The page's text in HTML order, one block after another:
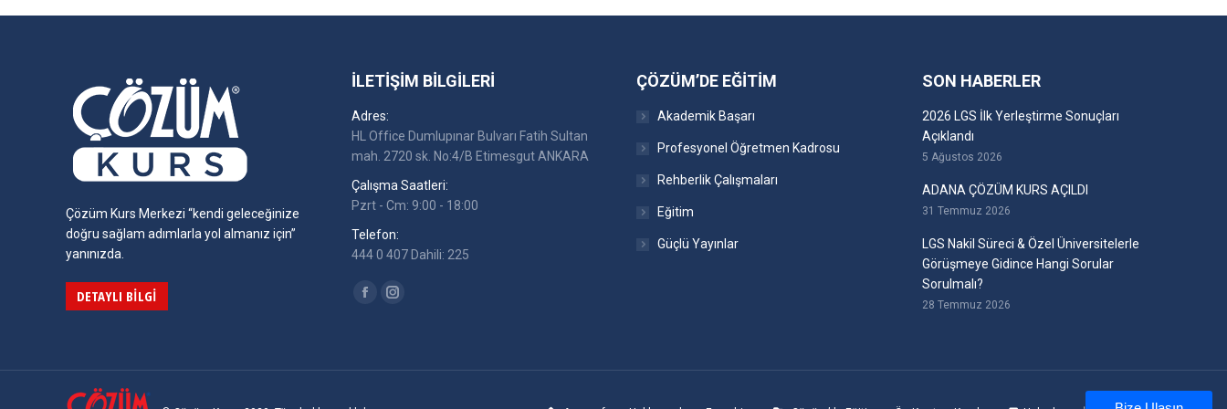
Çözüm Kurs Merkezi “kendi geleceğinize
doğru sağlam adımlarla yol almanız için”
yanınızda.
DETAYLI BILGI
İLETIŞIM BILGILERI
Adres:
HL Office Dumlupınar Bulvarı Fatih Sultan
mah. 2720 sk. No:4/B Etimesgut ANKARA
Çalışma Saatleri:
Pzrt - Cm: 9:00 - 18:00
Telefon:
444 0 407 Dahili: 225
Find us on:
FacebookInstagram
ÇÖZÜM’DE EĞITIM
Akademik Başarı
Profesyonel Öğretmen Kadrosu
Rehberlik Çalışmaları
Eğitim
Güçlü Yayınlar
SON HABERLER
2026 LGS İlk Yerleştirme Sonuçları
Açıklandı
5 Ağustos 2026
ADANA ÇÖZÜM KURS AÇILDI
31 Temmuz 2026
LGS Nakil Süreci & Özel Üniversitelerle
Görüşmeye Gidince Hangi Sorular
Sorulmalı?
28 Temmuz 2026